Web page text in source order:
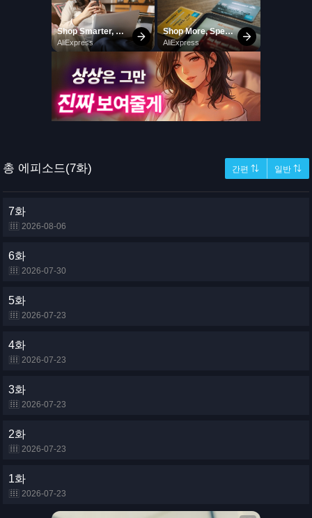
총 에피소드(7화) 간편 ⇅ 일반 ⇅
7화
2026-08-06
6화
2026-07-30
5화
2026-07-23
4화
2026-07-23
3화
2026-07-23
2화
2026-07-23
1화
2026-07-23